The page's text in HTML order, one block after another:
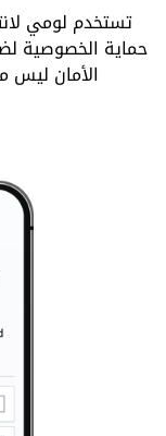
تستخدم لومي
حماية الخصوصية
الأمان